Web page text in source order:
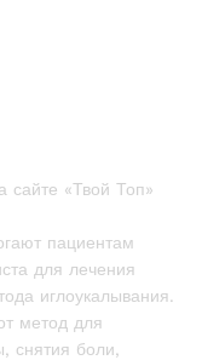
сайте «Твой Топ»
пациентам
для лечения
иглоукалывания.
метод для
снятия боли,